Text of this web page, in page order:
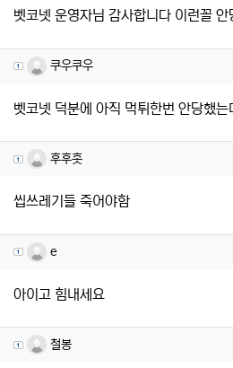
벳코넷 운영자님 감사합니다 이런꼴 안
쿠우쿠우님의 댓글
쿠우쿠우
벳코넷 덕분에 아직 먹튀한번 안당했
후후홋님의 댓글
후후홋
씹쓰레기들 죽어야함
e님의 댓글
e
아이고 힘내세요
철봉님의 댓글
철봉